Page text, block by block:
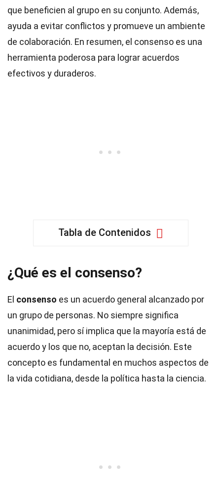
que beneficien al grupo en su conjunto. Además,
ayuda a evitar conflictos y promueve un ambiente
de colaboración. En resumen, el consenso es una
herramienta poderosa para lograr acuerdos
efectivos y duraderos.
Tabla de Contenidos
¿Qué es el consenso?
El consenso es un acuerdo general alcanzado por
un grupo de personas. No siempre significa
unanimidad, pero sí implica que la mayoría está de
acuerdo y los que no, aceptan la decisión. Este
concepto es fundamental en muchos aspectos de
la vida cotidiana, desde la política hasta la ciencia.